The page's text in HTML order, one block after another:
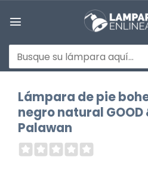
Buscar
por:
Lámpara de pie
negro natural GOOD
Palawan